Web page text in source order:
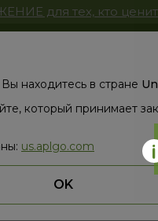
для тех, кто ценит
сочные
находитесь в стране
который принимает
us.aplgo.com
OK